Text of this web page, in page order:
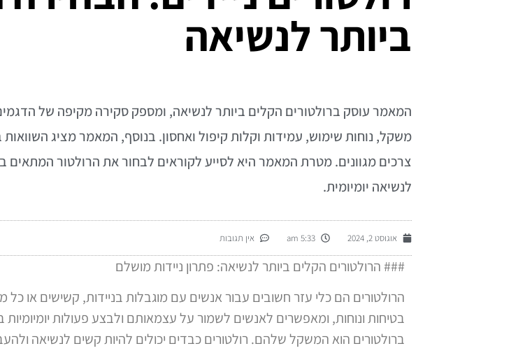
ביותר לנשיאה
המאמר עוסק ברולטורים הקלים ביותר לנשיאה, ומספק סקירה מקיפה של
משקל, נוחות שימוש, עמידות וקלות קיפול ואחסון. בנוסף, המאמר מציג
צרכים מגוונים. מטרת המאמר היא לסייע לקוראים לבחור את הרולטור
לנשיאה יומיומית.
אוגוסט 2, 2024 5:33 am אין תגובות
### הרולטורים הקלים ביותר לנשיאה: פתרון ניידות מושלם
הרולטורים הם כלי עזר חשובים עבור אנשים עם מוגבלות בניידות, קשישים או
בטיחות ונוחות, ומאפשרים לאנשים לשמור על עצמאותם ולבצע פעולות
ברולטורים הוא המשקל שלהם. רולטורים כבדים יכולים להיות קשים לנשיאה